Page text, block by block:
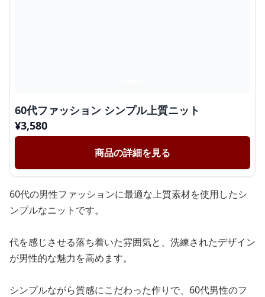
60代ファッション シンプル上質ニット
¥3,580
商品の詳細を見る
60代の男性ファッションに最適な上質素材を使用したシ
ンプルなニットです。
代を感じさせる落ち着いた雰囲気と、洗練されたデザイン
が男性的な魅力を高めます。
シンプルながら質感にこだわった作りで、60代男性のフ